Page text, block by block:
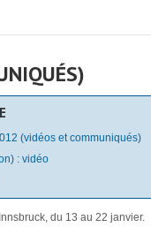
(vidéos et communiqués)
: vidéo
du 13 au 22 janvier.